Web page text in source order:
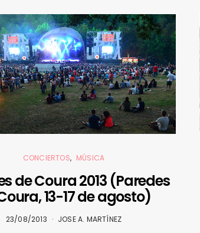
CONCIERTOS MÚSICA
de Coura 2013 (Paredes
13-17 de agosto)
23/08/2013 JOSE A. MARTÍNEZ